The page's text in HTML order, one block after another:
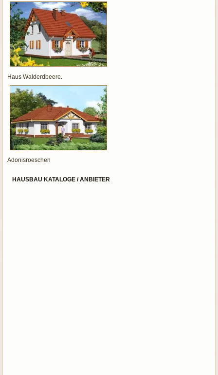
Haus Walderdbeere.
Adonisroeschen
HAUSBAU KATALOGE / ANBIETER